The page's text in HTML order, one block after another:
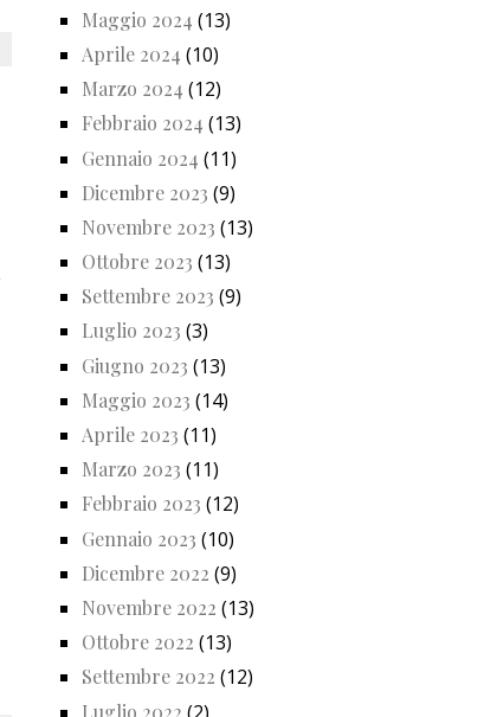
Maggio 2024 (13)
Aprile 2024 (10)
Marzo 2024 (12)
Febbraio 2024 (13)
Gennaio 2024 (11)
Dicembre 2023 (9)
Novembre 2023 (13)
Ottobre 2023 (13)
Settembre 2023 (9)
Luglio 2023 (3)
Giugno 2023 (13)
Maggio 2023 (14)
Aprile 2023 (11)
Marzo 2023 (11)
Febbraio 2023 (12)
Gennaio 2023 (10)
Dicembre 2022 (9)
Novembre 2022 (13)
Ottobre 2022 (13)
Settembre 2022 (12)
Luglio 2022 (2)